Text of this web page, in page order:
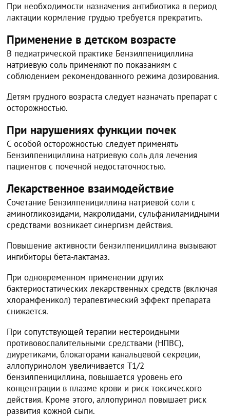
При необходимости назначения антибиотика в период
лактации кормление грудью требуется прекратить.
Применение в детском возрасте
В педиатрической практике Бензилпенициллина
натриевую соль применяют по показаниям с
соблюдением рекомендованного режима дозирования.
Детям грудного возраста следует назначать препарат с
осторожностью.
При нарушениях функции почек
С особой осторожностью следует применять
Бензилпенициллина натриевую соль для лечения
пациентов с почечной недостаточностью.
Лекарственное взаимодействие
Сочетание Бензилпенициллина натриевой соли с
аминогликозидами, макролидами, сульфаниламидными
средствами возникает синергизм действия.
Повышение активности бензилпенициллина вызывают
ингибиторы бета-лактамаз.
При одновременном применении других
бактериостатических лекарственных средств (включая
хлорамфеникол) терапевтический эффект препарата
снижается.
При сопутствующей терапии нестероидными
противовоспалительными средствами (НПВС),
диуретиками, блокаторами канальцевой секреции,
аллопуринолом увеличивается T1/2
бензилпенициллина, повышается уровень его
концентрации в плазме крови и риск токсического
действия. Кроме этого, аллопуринол повышает риск
развития кожной сыпи.